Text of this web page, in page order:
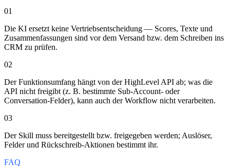
01
Die KI ersetzt keine Vertriebsentscheidung — Scores, Texte und
Zusammenfassungen sind vor dem Versand bzw. dem Schreiben ins
CRM zu prüfen.
02
Der Funktionsumfang hängt von der HighLevel API ab; was die
API nicht freigibt (z. B. bestimmte Sub-Account- oder
Conversation-Felder), kann auch der Workflow nicht verarbeiten.
03
Der Skill muss bereitgestellt bzw. freigegeben werden; Auslöser,
Felder und Rückschreib-Aktionen bestimmt ihr.
FAQ